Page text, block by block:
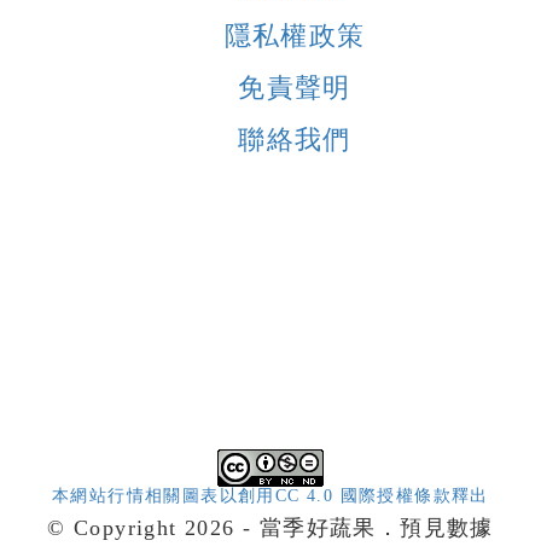
隱私權政策
免責聲明
聯絡我們
本網站行情相關圖表以創用CC 4.0 國際授權條款釋出
© Copyright 2026 - 當季好蔬果．預見數據